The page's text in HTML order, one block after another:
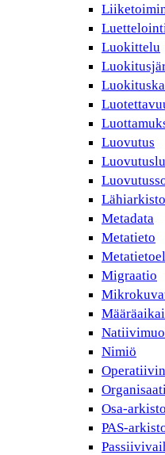
Luokittelu
Luovutus
Lähiarkisto
Metadata
Metatieto
Migraatio
Nimiö
Osa-arkisto
PAS-